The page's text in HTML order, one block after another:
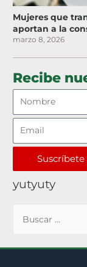
Mujeres que
aportan a la
marzo 8, 2026
Recibe
Suscríbete
yutyuty